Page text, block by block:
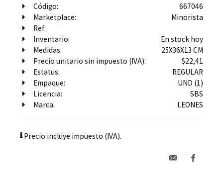
Código:
667046
Marketplace:
Minorista
Ref:
Inventario:
En stock hoy
Medidas:
25X36X13 CM
Precio unitario sin impuesto (IVA):
$22,41
Estatus:
REGULAR
Empaque:
UND (1)
Licencia:
SBS
Marca:
LEONES
Precio incluye impuesto (IVA).